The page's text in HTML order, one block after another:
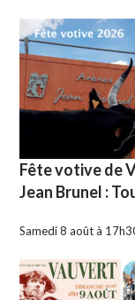
Fête votive de
Jean Brunel :
Samedi 8 août à